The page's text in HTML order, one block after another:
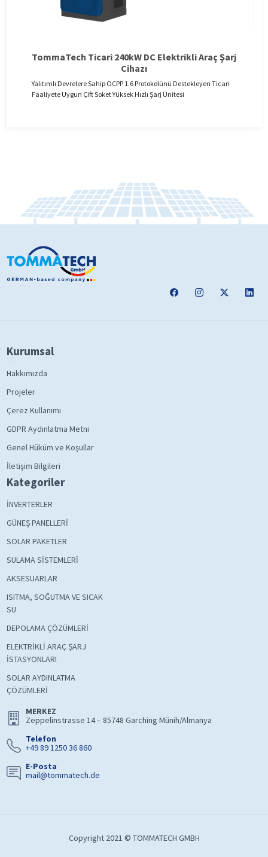
TommaTech Ticari 240kW DC Elektrikli Araç Şarj
Cihazı
Yalıtımlı Devrelere Sahip OCPP 1.6 Protokolünü Destekleyen Ticari
Faaliyete Uygun Çift Soket Yüksek Hızlı Şarj Ünitesi
Kurumsal
Hakkımızda
Projeler
Çerez Kullanımı
GDPR Aydınlatma Metni
Genel Hüküm ve Koşullar
İletişim Bilgileri
Kategoriler
İNVERTERLER
GÜNEŞ PANELLERİ
SOLAR PAKETLER
SULAMA SİSTEMLERİ
AKSESUARLAR
ISITMA, SOĞUTMA VE SICAK
SU
DEPOLAMA ÇÖZÜMLERİ
ELEKTRİKLİ ARAÇ ŞARJ
İSTASYONLARI
SOLAR AYDINLATMA
ÇÖZÜMLERİ
MERKEZ
Zeppelinstrasse 14 – 85748 Garching Münih/Almanya
Telefon
+49 89 1250 36 860
E-Posta
mail@tommatech.de
Copyright 2021 © TOMMATECH GMBH